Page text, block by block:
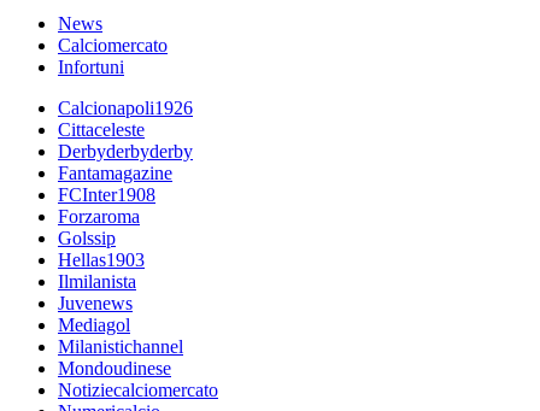
News
Calciomercato
Infortuni
Calcionapoli1926
Cittaceleste
Derbyderbyderby
Fantamagazine
FCInter1908
Forzaroma
Golssip
Hellas1903
Ilmilanista
Juvenews
Mediagol
Milanistichannel
Mondoudinese
Notiziecalciomercato